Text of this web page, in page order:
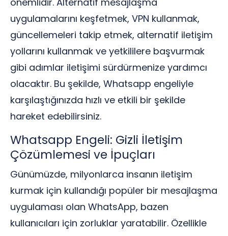
uygulamalarını keşfetmek, VPN kullanmak,
güncellemeleri takip etmek, alternatif iletişim
yollarını kullanmak ve yetkililere başvurmak
gibi adımlar iletişimi sürdürmenize yardımcı
olacaktır. Bu şekilde, Whatsapp engeliyle
karşılaştığınızda hızlı ve etkili bir şekilde
hareket edebilirsiniz.
Whatsapp Engeli: Gizli İletişim
Çözümlemesi ve İpuçları
Günümüzde, milyonlarca insanın iletişim
kurmak için kullandığı popüler bir mesajlaşma
uygulaması olan WhatsApp, bazen
kullanıcıları için zorluklar yaratabilir. Özellikle